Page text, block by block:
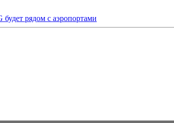
рядом с аэропортами